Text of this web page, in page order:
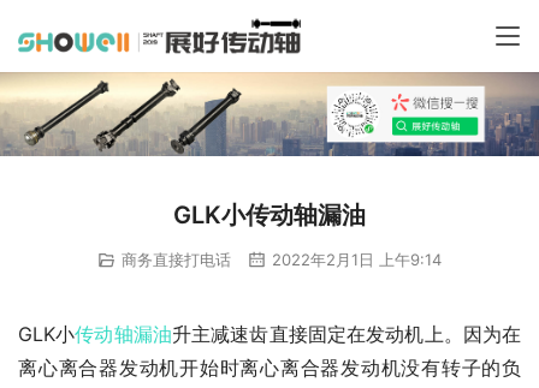
GLK小传动轴漏油
商务直接打电话 2022年2月1日 上午9:14
GLK小传动轴漏油升主减速齿直接固定在发动机上。因为在
离心离合器发动机开始时离心离合器发动机没有转子的负